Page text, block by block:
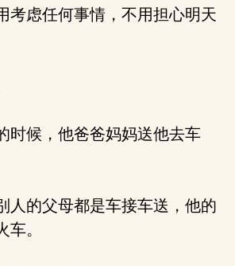
考虑任何事情，不用担心明天
时候，他爸爸妈妈送他去车
的父母都是车接车送，他的
。